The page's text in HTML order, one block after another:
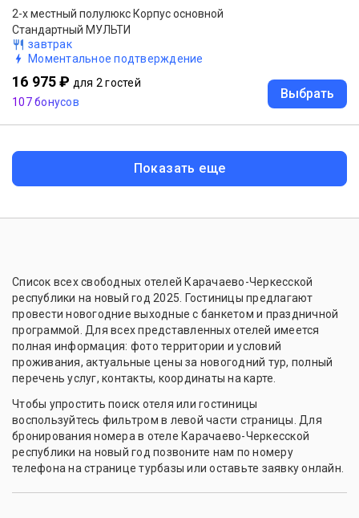
2-x местный полулюкс Корпус основной
Стандартный МУЛЬТИ
завтрак
Моментальное подтверждение
16 975 ₽ для 2 гостей
107 бонусов
Выбрать
Показать еще
Список всех свободных отелей Карачаево-Черкесской
республики на новый год 2025. Гостиницы предлагают
провести новогодние выходные с банкетом и праздничной
программой. Для всех представленных отелей имеется
полная информация: фото территории и условий
проживания, актуальные цены за новогодний тур, полный
перечень услуг, контакты, координаты на карте.
Чтобы упростить поиск отеля или гостиницы
воспользуйтесь фильтром в левой части страницы. Для
бронирования номера в отеле Карачаево-Черкесской
республики на новый год позвоните нам по номеру
телефона на странице турбазы или оставьте заявку онлайн.